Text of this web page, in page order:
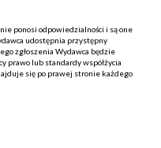
ponosi odpowiedzialności i są one
udostępnia przystępny
zgłoszenia Wydawca będzie
prawo lub standardy współżycia
się po prawej stronie każdego